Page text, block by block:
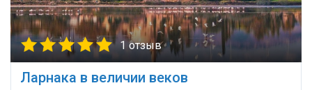
1 отзыв
Ларнака в величии веков